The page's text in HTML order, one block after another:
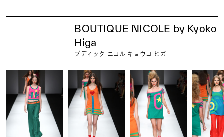
BOUTIQUE NICOLE by Kyoko
Higa
ブディック ニコル キョウコ ヒガ